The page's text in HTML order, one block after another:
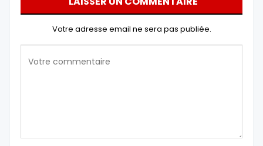
Votre adresse email ne sera pas publiée.